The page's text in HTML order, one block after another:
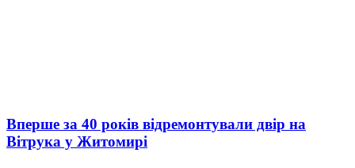
Вперше за 40 років відремонтували двір на
Вітрука у Житомирі